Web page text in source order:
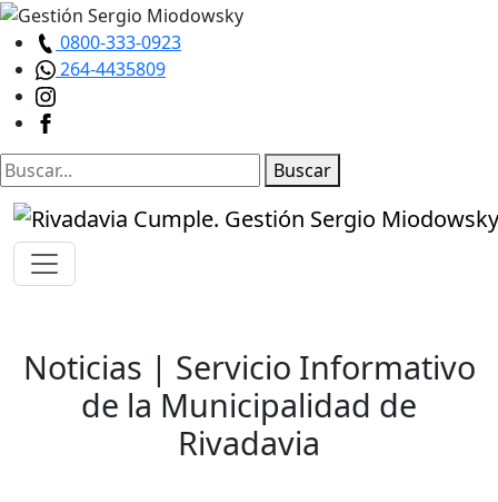
0800-333-0923
264-4435809
Buscar
Noticias | Servicio Informativo
de la Municipalidad de
Rivadavia